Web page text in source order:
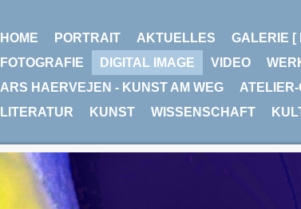
HOME PORTRAIT AKTUELLES GALERIE [
FOTOGRAFIE
DIGITAL IMAGE VIDEO
ARS HAERVEJEN - KUNST AM WEG
LITERATUR
KUNST WISSENSCHAFT